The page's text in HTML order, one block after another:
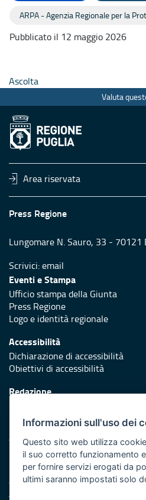
ARPA - Agenzia Regionale per la
Pubblicato il 12 maggio 2026
Ascolta
Valuta
Area riservata
Press Regione
Lungomare N. Sauro, 33 - 70121
Scrivici:email
Eventi e Stampa
Ufficio stampa della Giunta
Press Regione
Logo e identità regionale
Accessibilità
Dichiarazione di accessibilità
Obiettivi di accessibilità
Redazione
Protezione civile
Vai al sito di Protezione Civile
Iniziativa finanziata con risorse
Asse XI
Informazioni sull'uso dei
Questo sito web utilizza
il suo corretto funzionamento
per fornire servizi erogati da
ultimi saranno impostati solo